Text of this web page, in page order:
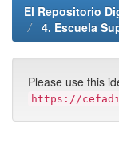
El Repositorio
4. Escuela
Please use this
https://